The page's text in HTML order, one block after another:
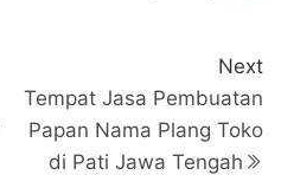
Next
Tempat Jasa Pembuatan
Papan Nama Plang Toko
di Pati Jawa Tengah